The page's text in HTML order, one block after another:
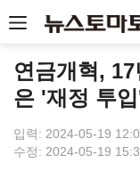
연금개혁,
은 '재정 투
입력: 2024-05-19
수정: 2024-05-19